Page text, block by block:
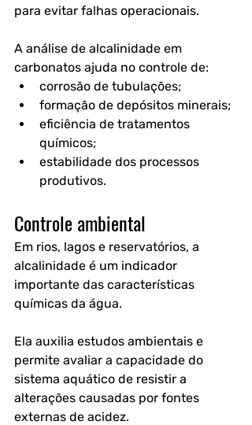
para evitar falhas operacionais.
A análise de alcalinidade em
carbonatos ajuda no controle de:
corrosão de tubulações;
formação de depósitos minerais;
eficiência de tratamentos
químicos;
estabilidade dos processos
produtivos.
Controle ambiental
Em rios, lagos e reservatórios, a
alcalinidade é um indicador
importante das características
químicas da água.
Ela auxilia estudos ambientais e
permite avaliar a capacidade do
sistema aquático de resistir a
alterações causadas por fontes
externas de acidez.